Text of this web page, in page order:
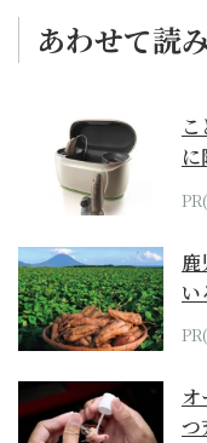
あわせて読
鹿
い
オ
つ